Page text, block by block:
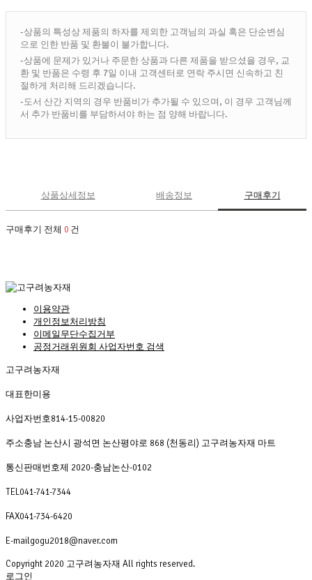
-상품의 특성상 제품의 하자를 제외한 고객님의 과실 혹은 단순변심
으로 인한 반품 및 환불이 불가합니다.
-상품에 문제가 있거나 주문한 상품과 다른 제품을 받으셨을 경우, 교
환 및 반품은 수령 후 7일 이내 고객센터로 연락 주시면 신속하고 친
절하게 처리해 드리겠습니다.
-도서 산간 지역의 경우 반품비가 추가될 수 있으며, 이 경우 고객님께
서 추가 반품비를 부담하셔야 하는 점 양해 바랍니다.
상품상세정보 배송정보 구매후기
구매후기 전체 0 건
이용약관
개인정보처리방침
이메일무단수집거부
공정거래위원회 사업자번호 검색
고구려농자재
대표한미용
사업자번호814-15-00820
주소충남 논산시 광석면 논산평야로 868 (천동리) 고구려농자재 마트
통신판매번호제 2020-충남논산-0102
TEL041-741-7344
FAX041-734-6420
E-mailgogu2018@naver.com
Copyright 2020 고구려농자재 All rights reserved.
로그인